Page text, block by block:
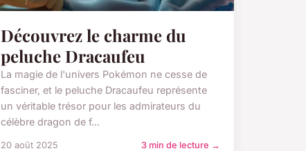
Découvrez le charme du
peluche Dracaufeu
La magie de l'univers Pokémon ne cesse de
fasciner, et le peluche Dracaufeu représente
un véritable trésor pour les admirateurs du
célèbre dragon de f...
20 août 2025 3 min de lecture →